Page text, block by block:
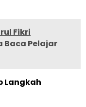
Fikri
Baca Pelajar
Langkah